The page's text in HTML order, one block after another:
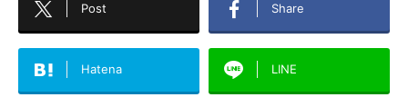
Post Share
Hatena LINE